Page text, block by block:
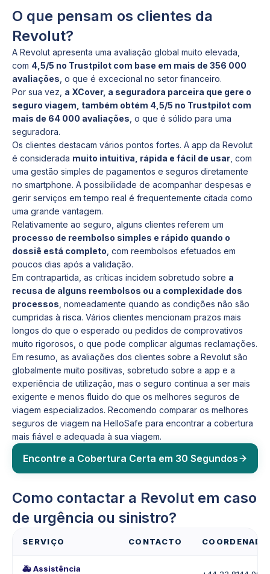
O que pensam os clientes da
Revolut?
A Revolut apresenta uma avaliação global muito elevada,
com 4,5/5 no Trustpilot com base em mais de 356 000
avaliações , o que é excecional no setor financeiro.
Por sua vez, a XCover, a seguradora parceira que gere o
seguro viagem, também obtém 4,5/5 no Trustpilot com
mais de 64 000 avaliações , o que é sólido para uma
seguradora.
Os clientes destacam vários pontos fortes. A app da Revolut
é considerada muito intuitiva, rápida e fácil de usar , com
uma gestão simples de pagamentos e seguros diretamente
no smartphone. A possibilidade de acompanhar despesas e
gerir serviços em tempo real é frequentemente citada como
uma grande vantagem.
Relativamente ao seguro, alguns clientes referem um
processo de reembolso simples e rápido quando o
dossiê está completo , com reembolsos efetuados em
poucos dias após a validação.
Em contrapartida, as críticas incidem sobretudo sobre a
recusa de alguns reembolsos ou a complexidade dos
processos , nomeadamente quando as condições não são
cumpridas à risca. Vários clientes mencionam prazos mais
longos do que o esperado ou pedidos de comprovativos
muito rigorosos, o que pode complicar algumas reclamações.
Em resumo, as avaliações dos clientes sobre a Revolut são
globalmente muito positivas, sobretudo sobre a app e a
experiência de utilização, mas o seguro continua a ser mais
exigente e menos fluido do que os melhores seguros de
viagem especializados. Recomendo comparar os melhores
seguros de viagem na HelloSafe para encontrar a cobertura
mais fiável e adequada à sua viagem.
Encontre a Cobertura Certa em 30 Segundos
Como contactar a Revolut em caso
de urgência ou sinistro?
SERVIÇO CONTACTO
🚑 Assistência